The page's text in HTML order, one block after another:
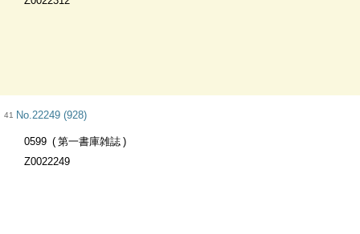
41 No.22249 (928)
0599
第一書庫雑誌
Z0022249